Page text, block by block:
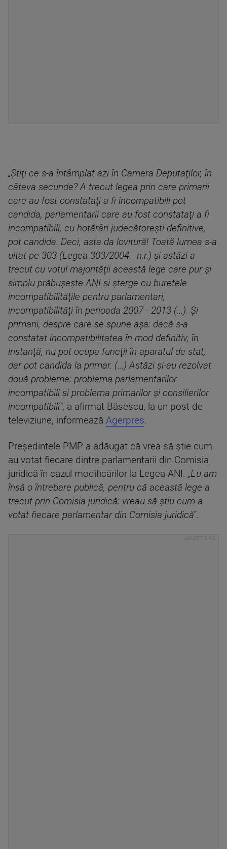
„Ştiţi ce s-a întâmplat azi în Camera Deputaţilor, în
câteva secunde? A trecut legea prin care primarii
care au fost constataţi a fi incompatibili pot
candida, parlamentarii care au fost constataţi a fi
incompatibili, cu hotărâri judecătoreşti definitive,
pot candida. Deci, asta da lovitură! Toată lumea s-a
uitat pe 303 (Legea 303/2004 - n.r.) şi astăzi a
trecut cu votul majorităţii această lege care pur şi
simplu prăbuşeşte ANI şi şterge cu buretele
incompatibilităţile pentru parlamentari,
incompatibilităţi în perioada 2007 - 2013 (...). Şi
primarii, despre care se spune aşa: dacă s-a
constatat incompatibilitatea în mod definitiv, în
instanţă, nu pot ocupa funcţii în aparatul de stat,
dar pot candida la primar. (...) Astăzi şi-au rezolvat
două probleme: problema parlamentarilor
incompatibili şi problema primarilor şi consilierilor
incompatibili", a afirmat Băsescu, la un post de
televiziune, informează Agerpres.
Preşedintele PMP a adăugat că vrea să ştie cum
au votat fiecare dintre parlamentarii din Comisia
juridică în cazul modificărilor la Legea ANI. „Eu am
însă o întrebare publică, pentru că această lege a
trecut prin Comisia juridică: vreau să ştiu cum a
votat fiecare parlamentar din Comisia juridică".